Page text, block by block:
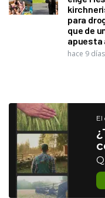
para
que de
apuesta
hace 9 días
El